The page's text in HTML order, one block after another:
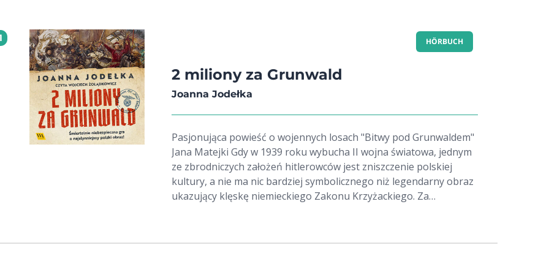
HÖRBUCH
2 miliony za Grunwald
Joanna Jodełka
Pasjonująca powieść o wojennych losach "Bitwy pod Grunwaldem"
Jana Matejki Gdy w 1939 roku wybucha II wojna światowa, jednym
ze zbrodniczych założeń hitlerowców jest zniszczenie polskiej
kultury, a nie ma nic bardziej symbolicznego niż legendarny obraz
ukazujący klęskę niemieckiego Zakonu Krzyżackiego. Za
śmiertelnie niebezpieczna gra. Ludzie pragnący zniszczyć obraz